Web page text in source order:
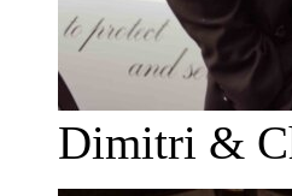
Dimitri &